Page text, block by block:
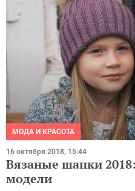
МОДА И КРАСОТА
16 октября 2018, 15:44
Вязаные шапки
модели